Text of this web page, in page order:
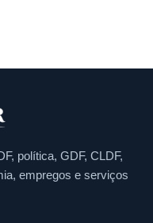
política, GDF, CLDF,
empregos e serviços